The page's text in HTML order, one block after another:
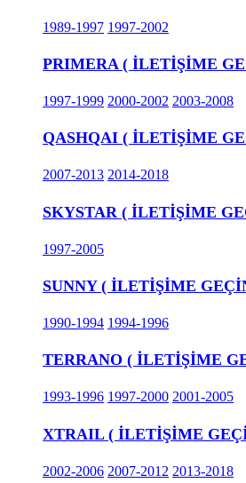
1989-1997 1997-2002
PRIMERA ( İLETİŞİME
1997-1999 2000-2002 2003-2008
QASHQAI ( İLETİŞİME
2007-2013 2014-2018
SKYSTAR ( İLETİŞİME
1997-2005
SUNNY ( İLETİŞİME
1990-1994 1994-1996
TERRANO ( İLETİŞİME
1993-1996 1997-2000 2001-2005
XTRAIL ( İLETİŞİME
2002-2006 2007-2012 2013-2018